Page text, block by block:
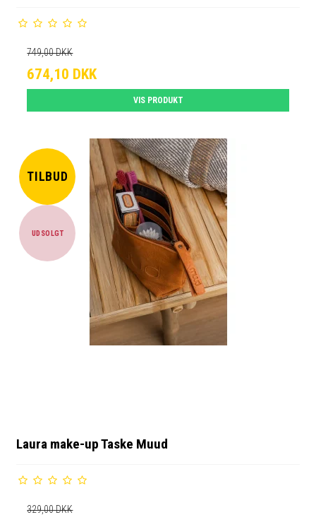
749,00 DKK
674,10 DKK
VIS PRODUKT
TILBUD
UDSOLGT
Laura make-up Taske Muud
329,00 DKK